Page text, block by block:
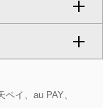
イ、au PAY、